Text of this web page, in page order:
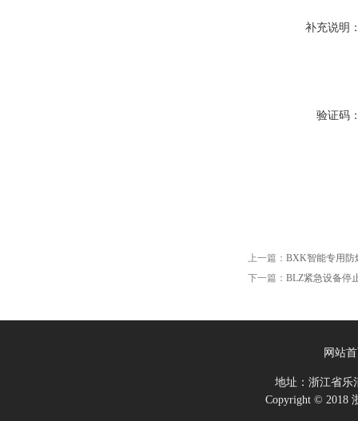
补充说明
验证码
上一篇： BXK智能专用防
下一篇： BLZ紧急设备停
网站
地址：浙江省
Copyright © 2018